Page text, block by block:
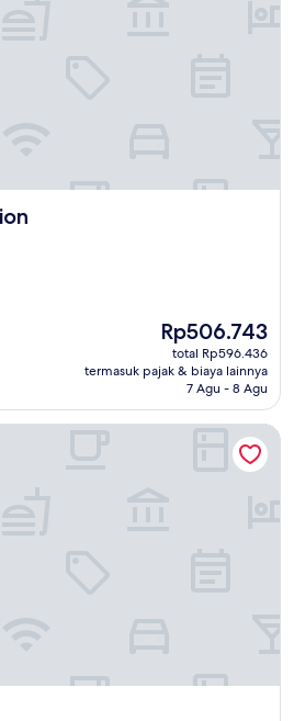
Harga
sekarang
Rp506.743
Rp506.743
total Rp596.436
termasuk pajak & biaya lainnya
7 Agu - 8 Agu